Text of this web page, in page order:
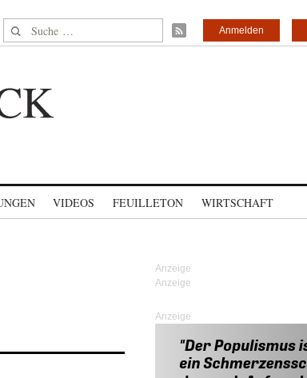
Suche nach: Anmelden
VIDEOS FEUILLETON WIRTSCHAFT
Anzeige